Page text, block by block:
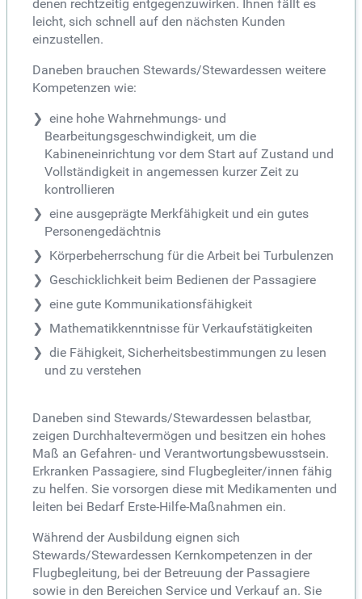
denen rechtzeitig entgegenzuwirken. Ihnen fällt es
leicht, sich schnell auf den nächsten Kunden
einzustellen.
Daneben brauchen Stewards/Stewardessen weitere
Kompetenzen wie:
eine hohe Wahrnehmungs- und
Bearbeitungsgeschwindigkeit, um die
Kabineneinrichtung vor dem Start auf Zustand und
Vollständigkeit in angemessen kurzer Zeit zu
kontrollieren
eine ausgeprägte Merkfähigkeit und ein gutes
Personengedächtnis
Körperbeherrschung für die Arbeit bei Turbulenzen
Geschicklichkeit beim Bedienen der Passagiere
eine gute Kommunikationsfähigkeit
Mathematikkenntnisse für Verkaufstätigkeiten
die Fähigkeit, Sicherheitsbestimmungen zu lesen
und zu verstehen
Daneben sind Stewards/Stewardessen belastbar,
zeigen Durchhaltevermögen und besitzen ein hohes
Maß an Gefahren- und Verantwortungsbewusstsein.
Erkranken Passagiere, sind Flugbegleiter/innen fähig
zu helfen. Sie vorsorgen diese mit Medikamenten und
leiten bei Bedarf Erste-Hilfe-Maßnahmen ein.
Während der Ausbildung eignen sich
Stewards/Stewardessen Kernkompetenzen in der
Flugbegleitung, bei der Betreuung der Passagiere
sowie in den Bereichen Service und Verkauf an. Sie